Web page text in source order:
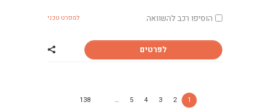
הוסיפו רכב להשוואה למפרט טכני
לפרטים שתף רכב אופל CORSA
1
2
3
4
5
…
138